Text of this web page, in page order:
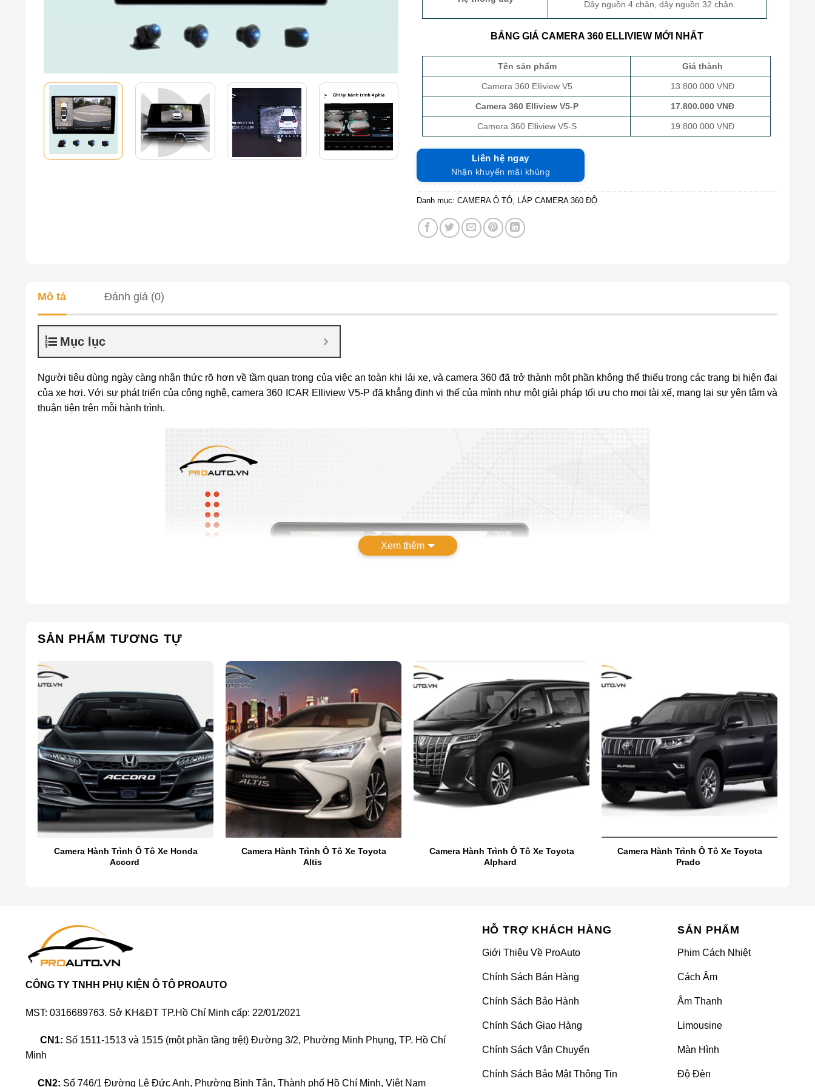
Dây nguồn 4 chân, dây nguồn 32 chân.
BẢNG GIÁ CAMERA 360 ELLIVIEW MỚI NHẤT
Tên sản phẩm Giá thành
Camera 360 Elliview V5 13.800.000 VNĐ
Camera 360 Elliview V5-P 17.800.000 VNĐ
Camera 360 Elliview V5-S 19.800.000 VNĐ
Liên hệ ngay
Nhận khuyến mãi khủng
Danh mục: CAMERA Ô TÔ, LẮP CAMERA 360 ĐỘ
Mô tả Đánh giá (0)
Mục lục
Người tiêu dùng ngày càng nhận thức rõ hơn về tầm quan trọng của việc an toàn khi lái xe, và camera 360 đã trở thành một phần không thể thiếu trong các trang bị hiện đại
của xe hơi. Với sự phát triển của công nghệ,camera 360 ICAR Elliview V5-P đã khẳng định vị thế của mình như một giải pháp tối ưu cho mọi tài xế, mang lại sự yên tâm và
thuận tiện trên mỗi hành trình.
Bảng giá camera 360 ICAR Elliview V5-P mới nhất
Camera 360 ICAR Elliview V5-P
Camera 360 ICAR Elliview V5-P là một bước tiến vượt bậc trong công nghệ hỗ trợ lái xe, mang đến cho người dùng những trải nghiệm hoàn hảo và tiện ích. Được phát
cảm biến đỗ xe, giám sát đỗ xe mà phiên bản thông thường chưa tích hợp.
Xem thêm
SẢN PHẨM TƯƠNG TỰ
Camera Hành Trình Ô Tô Xe Honda
Accord
Camera Hành Trình Ô Tô Xe Toyota
Altis
Camera Hành Trình Ô Tô Xe Toyota
Alphard
Camera Hành Trình Ô Tô Xe Toyota
Prado
CÔNG TY TNHH PHỤ KIỆN Ô TÔ PROAUTO
MST: 0316689763. Sở KH&ĐT TP.Hồ Chí Minh cấp: 22/01/2021
CN1: Số 1511-1513 và 1515 (một phần tầng trệt) Đường 3/2, Phường Minh Phụng, TP. Hồ Chí
Minh
CN2: Số 746/1 Đường Lê Đức Anh, Phường Bình Tân, Thành phố Hồ Chí Minh, Việt Nam
HỖ TRỢ KHÁCH HÀNG
Giới Thiệu Về ProAuto
Chính Sách Bán Hàng
Chính Sách Bảo Hành
Chính Sách Giao Hàng
Chính Sách Vận Chuyển
Chính Sách Bảo Mật Thông Tin
SẢN PHẨM
Phim Cách Nhiệt
Cách Âm
Âm Thanh
Limousine
Màn Hình
Độ Đèn